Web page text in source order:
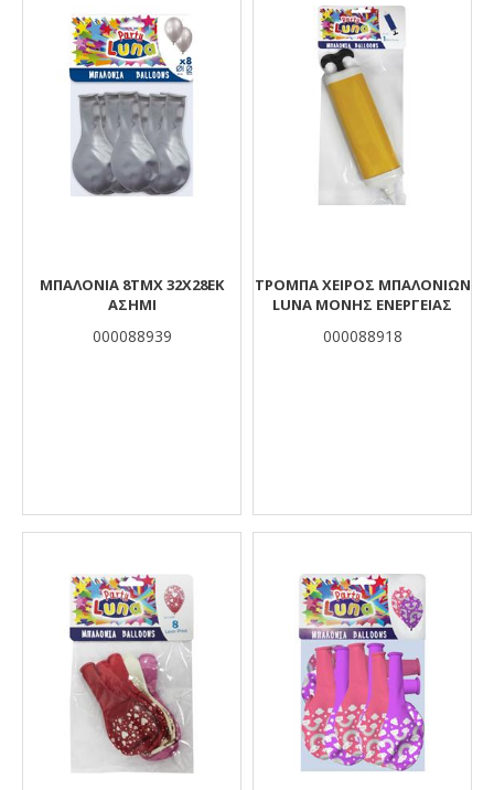
ΜΠΑΛΟΝΙΑ 8ΤΜΧ 32X28ΕΚ
ΑΣΗΜΙ
000088939
ΤΡΌΜΠΑ ΧΕΙΡΌΣ ΜΠΑΛΟΝΙΏΝ
LUNA ΜΟΝΉΣ ΕΝΈΡΓΕΙΑΣ
000088918